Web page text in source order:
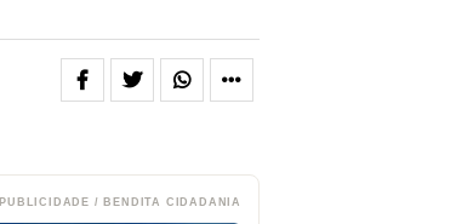
PUBLICIDADE / BENDITA CIDADANIA